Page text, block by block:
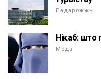
Падарожжы
Нікаб: што
Мода